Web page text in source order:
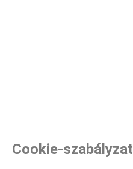
Cookie-szabályzat